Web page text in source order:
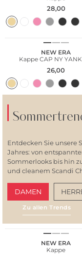
28,00
NEW ERA
Kappe CAP NY
26,00
Entdecken Sie unsere
Jahres: von
Sommerlooks bis hin
und cleanem Scandi
DAMEN
Zu allen Trends
NEW ERA
Kappe